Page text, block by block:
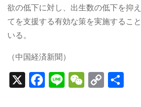
欲の低下に対し、出生数の低下を抑
てを支援する有効な策を実施するこ
いる。
（中国経済新聞）
X F
a
Li
n
W
e
C
o